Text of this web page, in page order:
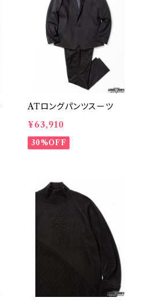
ATロングパンツスーツ
¥63,910
30%OFF